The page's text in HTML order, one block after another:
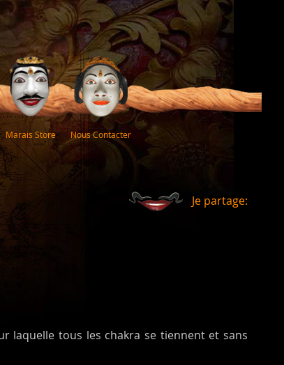
Marais Store Nous Contacter
Je partage:
laquelle tous les chakra se tiennent et sans